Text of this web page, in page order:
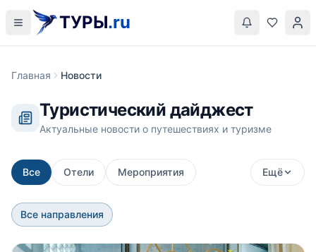
ТУРЫ.ru
Главная Новости
Туристический дайджест
Актуальные новости о путешествиях и туризме
Все Отели Мероприятия Ещё
Все направления